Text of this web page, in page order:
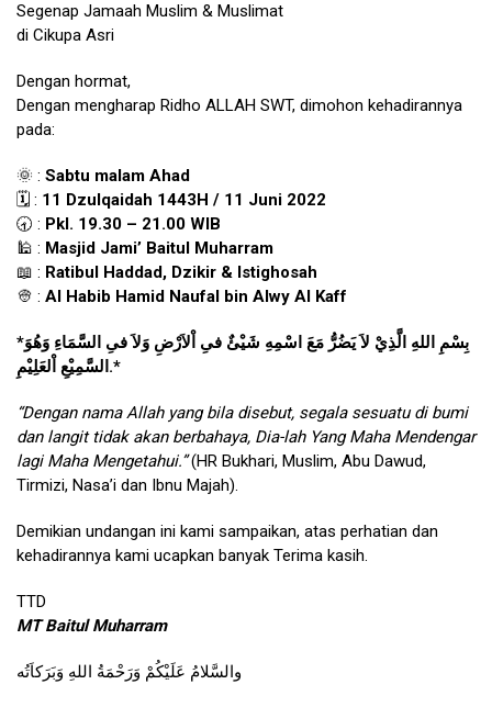
Segenap Jamaah Muslim & Muslimat
di Cikupa Asri
Dengan hormat,
Dengan mengharap Ridho ALLAH SWT, dimohon kehadirannya
pada:
🌞 : Sabtu malam Ahad
🗓️ : 11 Dzulqaidah 1443H / 11 Juni 2022
🕣 : Pkl. 19.30 – 21.00 WIB
🕌 : Masjid Jami’ Baitul Muharram
📖 : Ratibul Haddad, Dzikir & Istighosah
👳 : Al Habib Hamid Naufal bin Alwy Al Kaff
*بِسْمِ اللهِ الَّذِيْ لاَ يَضُرُّ مَعَ اسْمِهِ شَيْئٌ فىِ اْلاَرْضِ وَلاَ فىِ السَّمَاءِ وَهُوَ
السَّمِيْعِ اْلعَلِيْمِ.*
“Dengan nama Allah yang bila disebut, segala sesuatu di bumi
dan langit tidak akan berbahaya, Dia-lah Yang Maha Mendengar
lagi Maha Mengetahui.”(HR Bukhari, Muslim, Abu Dawud,
Tirmizi, Nasa’i dan Ibnu Majah).
Demikian undangan ini kami sampaikan, atas perhatian dan
kehadirannya kami ucapkan banyak Terima kasih.
TTD
MT Baitul Muharram
والسَّلامُ عَلَيْكُمْ وَرَحْمَةُ اللهِ وَبَرَكاَتُه